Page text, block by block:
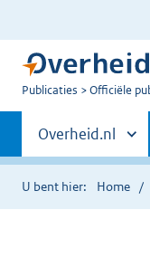
U
Publicaties Officiële
Primaire
navigatie
Andere
sites
binnen
Overheid.nl
U bent hier: Home